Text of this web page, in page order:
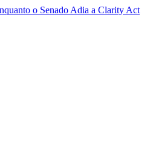
o Senado Adia a Clarity Act